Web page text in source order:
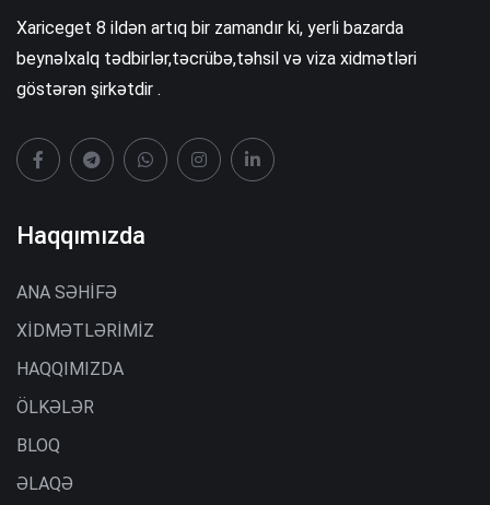
Xariceget 8 ildən artıq bir zamandır ki, yerli bazarda
beynəlxalq tədbirlər,təcrübə,təhsil və viza xidmətləri
göstərən şirkətdir .
Haqqımızda
ANA SƏHİFƏ
XİDMƏTLƏRİMİZ
HAQQIMIZDA
ÖLKƏLƏR
BLOQ
ƏLAQƏ